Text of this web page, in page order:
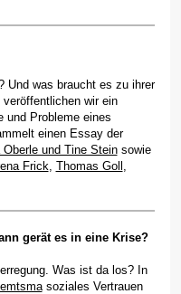
Und was braucht es zu ihrer
wir ein
Probleme eines
einen Essay der
Oberle und Tine Steinsowie
Frick, Thomas Goll ,
gerät es in eine Krise?
Was ist da los? In
soziales Vertrauen